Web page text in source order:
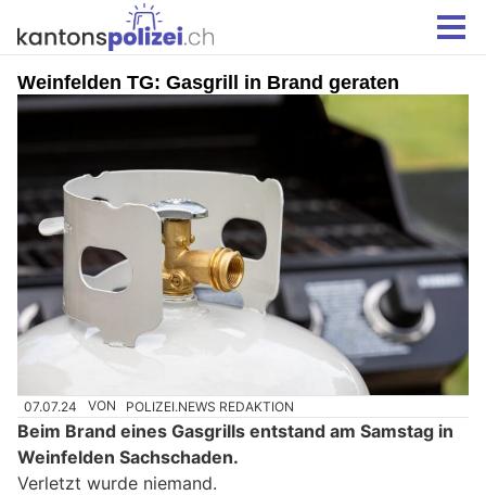
Weinfelden TG: Gasgrill in Brand geraten
07.07.24 VON POLIZEI.NEWS REDAKTION
Beim Brand eines Gasgrills entstand am Samstag in
Weinfelden Sachschaden.
Verletzt wurde niemand.